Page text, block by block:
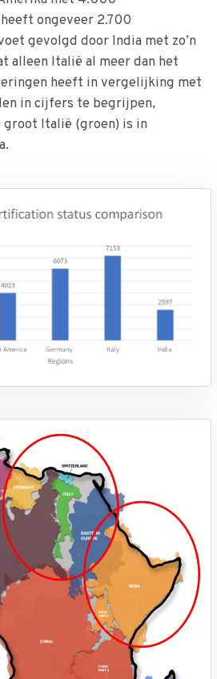
ongeveer 2.700
gevolgd door India met zo’n
alleen Italië al meer dan het
heeft in vergelijking met
in cijfers te begrijpen,
Italië (groen) is in